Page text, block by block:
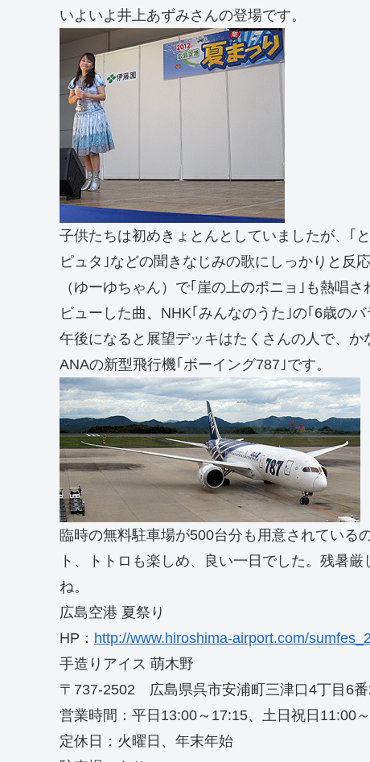
いよいよ井上あずみさんの登場です。
子供たちは初めきょとんとしていましたが、｢
ピュタ｣などの聞きなじみの歌にしっかりと反
（ゆーゆちゃん）で｢崖の上のポニョ｣も熱唱
ビューした曲、NHK｢みんなのうた｣の｢6歳のバ
午後になると展望デッキはたくさんの人で、か
ANAの新型飛行機｢ボーイング787｣です。
臨時の無料駐車場が500台分も用意されている
ト、トトロも楽しめ、良い一日でした。残暑
ね。
広島空港 夏祭り
HP： http://www.hiroshima-airport.com/
手造りアイス 萌木野
〒737-2502 広島県呉市安浦町三津口4丁目6
営業時間：平日13:00～17:15、土日祝日11:00
定休日：火曜日、年末年始